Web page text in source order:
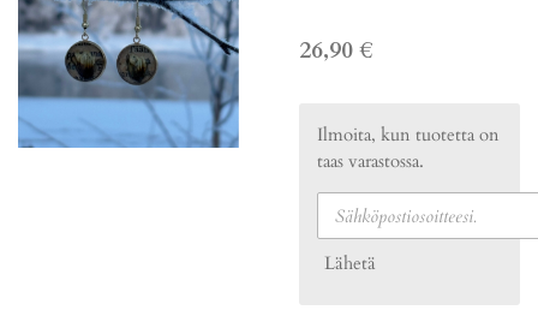
26,90 €
Ilmoita, kun tuotetta on
taas varastossa.
Lähetä